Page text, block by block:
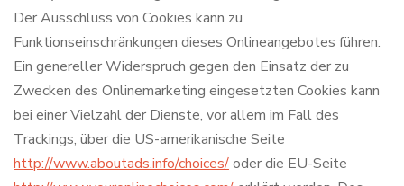
Der Ausschluss von Cookies kann zu
Funktionseinschränkungen dieses Onlineangebotes führen.
Ein genereller Widerspruch gegen den Einsatz der zu
Zwecken des Onlinemarketing eingesetzten Cookies kann
bei einer Vielzahl der Dienste, vor allem im Fall des
Trackings, über die US-amerikanische Seite
http://www.aboutads.info/choices/oder die EU-Seite